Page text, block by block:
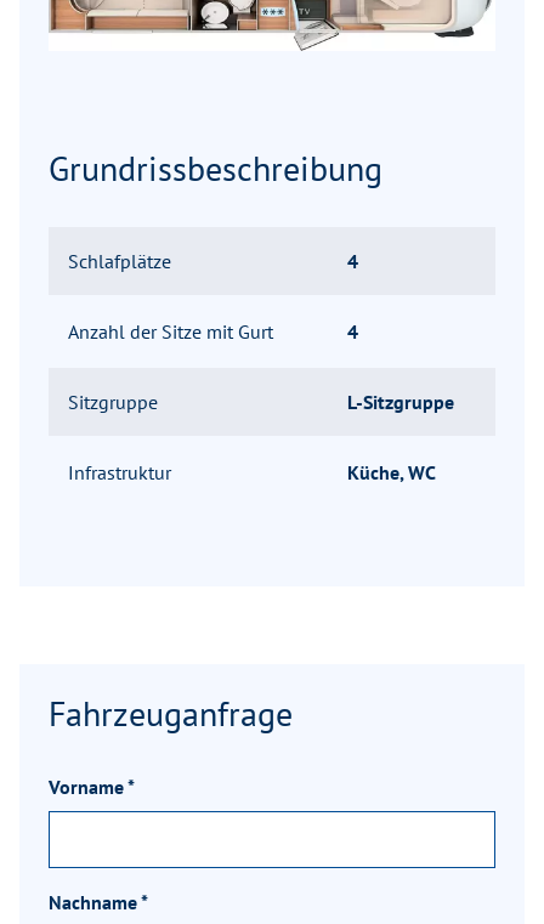
Grundrissbeschreibung
Schlafplätze 4
Anzahl der Sitze mit Gurt 4
Sitzgruppe L-Sitzgruppe
Infrastruktur Küche, WC
Fahrzeuganfrage
Vorname*
Nachname*